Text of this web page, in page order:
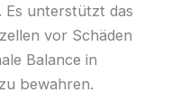
Es unterstützt das
vor Schäden
Balance in
bewahren.